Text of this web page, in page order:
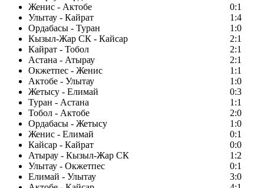
Женис - Актобе
0:1
Улытау - Кайрат
1:4
Ордабасы - Туран
1:0
Кызыл-Жар СК - Кайсар
2:1
Кайрат - Тобол
2:1
Астана - Атырау
2:1
Окжетпес - Женис
1:1
Актобе - Улытау
1:0
Жетысу - Елимай
0:3
Туран - Астана
1:1
Тобол - Актобе
2:0
Ордабасы - Жетысу
1:0
Женис - Елимай
0:1
Кайсар - Кайрат
0:0
Атырау - Кызыл-Жар СК
1:2
Улытау - Окжетпес
0:1
Елимай - Улытау
3:0